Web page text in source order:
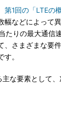
第1回の「LTEの
幅などによって
たりの最大通信
、さまざまな要
。
な要素として、